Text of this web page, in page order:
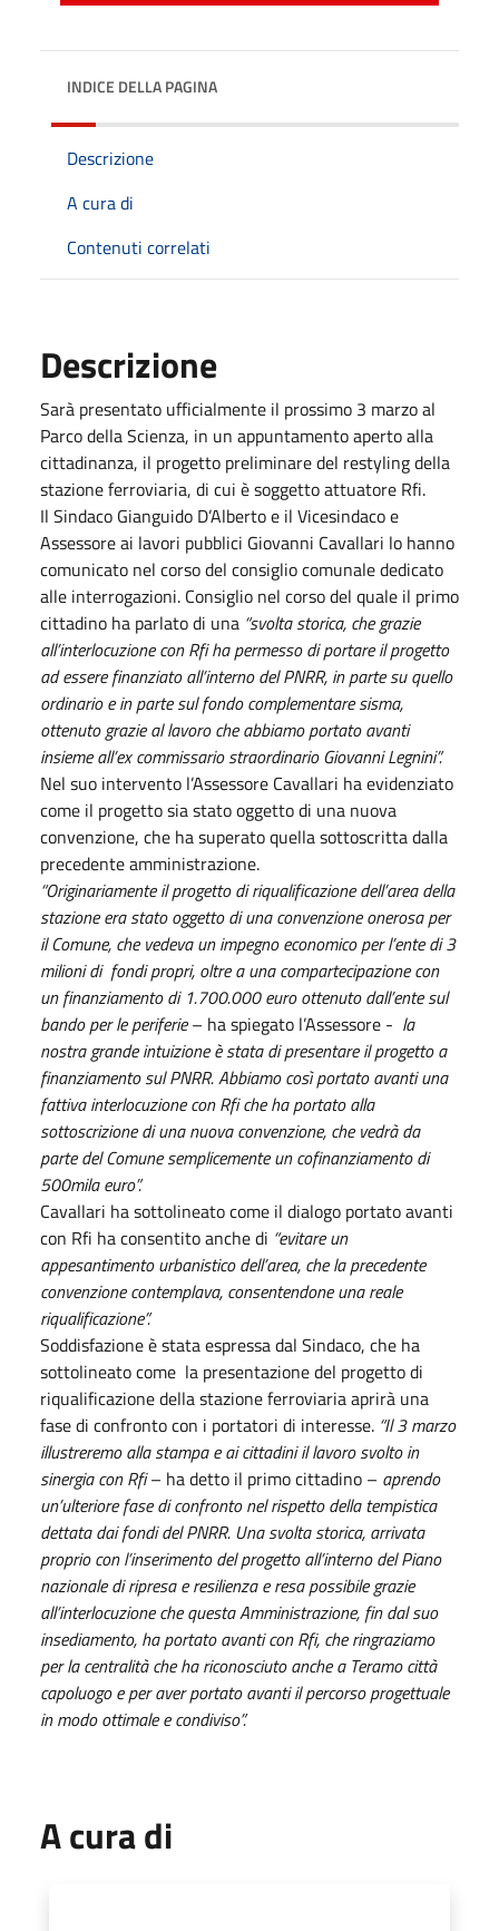
INDICE DELLA PAGINA
Descrizione
A cura di
Contenuti correlati
Descrizione
Sarà presentato ufficialmente il prossimo 3 marzo al
Parco della Scienza, in un appuntamento aperto alla
cittadinanza, il progetto preliminare del restyling della
stazione ferroviaria, di cui è soggetto attuatore Rfi.
Il Sindaco Gianguido D’Alberto e il Vicesindaco e
Assessore ai lavori pubblici Giovanni Cavallari lo hanno
comunicato nel corso del consiglio comunale dedicato
alle interrogazioni. Consiglio nel corso del quale il primo
cittadino ha parlato di una “svolta storica, che grazie
all’interlocuzione con Rfi ha permesso di portare il progetto
ad essere finanziato all’interno del PNRR, in parte su quello
ordinario e in parte sul fondo complementare sisma,
ottenuto grazie al lavoro che abbiamo portato avanti
insieme all’ex commissario straordinario Giovanni Legnini”.
Nel suo intervento l’Assessore Cavallari ha evidenziato
come il progetto sia stato oggetto di una nuova
convenzione, che ha superato quella sottoscritta dalla
precedente amministrazione.
“Originariamente il progetto di riqualificazione dell’area della
stazione era stato oggetto di una convenzione onerosa per
il Comune, che vedeva un impegno economico per l’ente di 3
milioni di fondi propri, oltre a una compartecipazione con
un finanziamento di 1.700.000 euro ottenuto dall’ente sul
bando per le periferie– ha spiegato l’Assessore - la
nostra grande intuizione è stata di presentare il progetto a
finanziamento sul PNRR. Abbiamo così portato avanti una
fattiva interlocuzione con Rfi che ha portato alla
sottoscrizione di una nuova convenzione, che vedrà da
parte del Comune semplicemente un cofinanziamento di
500mila euro”.
Cavallari ha sottolineato come il dialogo portato avanti
con Rfi ha consentito anche di “evitare un
appesantimento urbanistico dell’area, che la precedente
convenzione contemplava, consentendone una reale
riqualificazione”.
Soddisfazione è stata espressa dal Sindaco, che ha
sottolineato come la presentazione del progetto di
riqualificazione della stazione ferroviaria aprirà una
fase di confronto con i portatori di interesse. “Il 3 marzo
illustreremo alla stampa e ai cittadini il lavoro svolto in
sinergia con Rfi– ha detto il primo cittadino – aprendo
un’ulteriore fase di confronto nel rispetto della tempistica
dettata dai fondi del PNRR. Una svolta storica, arrivata
proprio con l’inserimento del progetto all’interno del Piano
nazionale di ripresa e resilienza e resa possibile grazie
all’interlocuzione che questa Amministrazione, fin dal suo
insediamento, ha portato avanti con Rfi, che ringraziamo
per la centralità che ha riconosciuto anche a Teramo città
capoluogo e per aver portato avanti il percorso progettuale
in modo ottimale e condiviso”.
A cura di